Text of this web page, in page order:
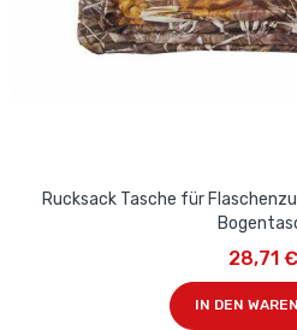
Rucksack Tasche für
28,71 €
IN DEN